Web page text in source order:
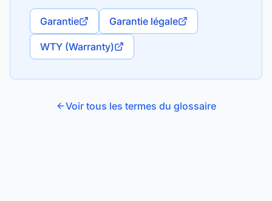
Garantie Garantie légale
WTY (Warranty)
Voir tous les termes du glossaire